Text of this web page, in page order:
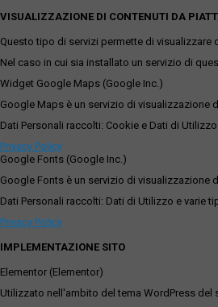
VISUALIZZAZIONE DI CONTENUTI DA
Questo tipo di servizi permette di
Nel caso in cui sia installato un servizio di
Widget Google Maps (Google Inc.)
Google Maps è un servizio di visualizzazione
Dati Personali raccolti: Cookie e Dati di Utilizzo.
Privacy Policy
Google Fonts (Google Inc.)
Google Fonts è un servizio di visualizzazione
Dati Personali raccolti: Dati di Utilizzo e varie
Privacy Policy
IMPLEMENTAZIONE SITO
Elementor (Elementor)
Utilizzato nell'ambito del tema WordPress